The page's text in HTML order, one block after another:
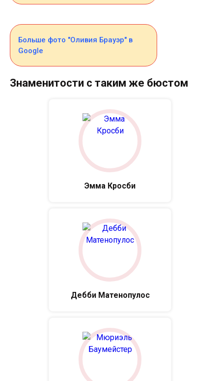
Больше фото "Оливия Брауэр" в
Google
Знаменитости с таким же бюстом
Эмма Кросби
Дебби Матенопулос